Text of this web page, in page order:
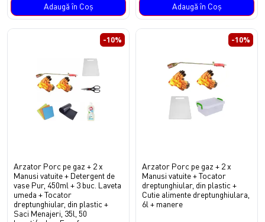
Adaugă în Coş Adaugă în Coş
-10%
Arzator Porc pe gaz + 2 x
Manusi vatuite + Detergent de
vase Pur, 450ml + 3 buc. Laveta
umeda + Tocator
dreptunghiular, din plastic +
Saci Menajeri, 35l, 50
-10%
Arzator Porc pe gaz + 2 x
Manusi vatuite + Tocator
dreptunghiular, din plastic +
Cutie alimente dreptunghiulara,
6l + manere